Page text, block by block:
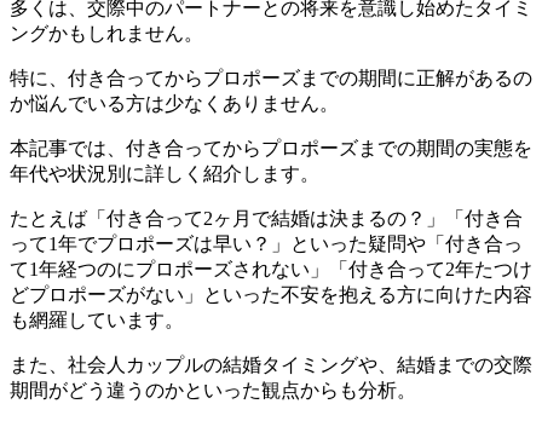
多くは、交際中のパートナーとの将来を意識し始めたタイミ
ングかもしれません。
特に、付き合ってからプロポーズまでの期間に正解があるの
か悩んでいる方は少なくありません。
本記事では、付き合ってからプロポーズまでの期間の実態を
年代や状況別に詳しく紹介します。
たとえば「付き合って2ヶ月で結婚は決まるの？」「付き合
って1年でプロポーズは早い？」といった疑問や「付き合っ
て1年経つのにプロポーズされない」「付き合って2年たつけ
どプロポーズがない」といった不安を抱える方に向けた内容
も網羅しています。
また、社会人カップルの結婚タイミングや、結婚までの交際
期間がどう違うのかといった観点からも分析。